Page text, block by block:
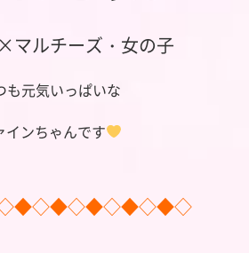
マルチーズ・女の子
も元気いっぱいな
インちゃんです